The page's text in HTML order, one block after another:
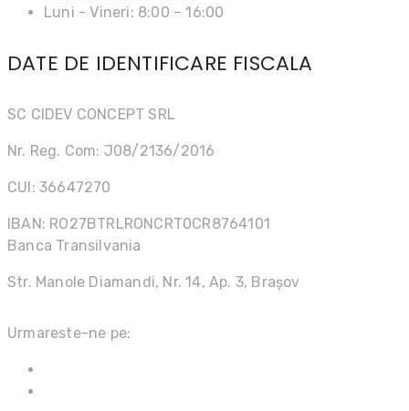
Luni - Vineri: 8:00 – 16:00
DATE DE IDENTIFICARE FISCALA
SC CIDEV CONCEPT SRL
Nr. Reg. Com: J08/2136/2016
CUI: 36647270
IBAN: RO27BTRLRONCRT0CR8764101
Banca Transilvania
Str. Manole Diamandi, Nr. 14, Ap. 3, Brașov
Urmareste-ne pe: